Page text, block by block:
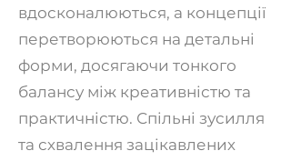
вдосконалюються, а концепції
перетворюються на детальні
форми, досягаючи тонкого
балансу між креативністю та
практичністю. Спільні зусилля
та схвалення зацікавлених